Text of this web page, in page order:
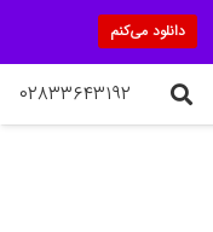
۰۲۸۳۳۶۴۳۱۹۲
دانلود می‌کنم